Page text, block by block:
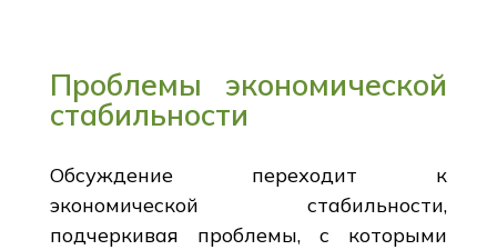
Проблемы экономической
стабильности
Обсуждение переходит к
экономической стабильности,
подчеркивая проблемы, с которыми